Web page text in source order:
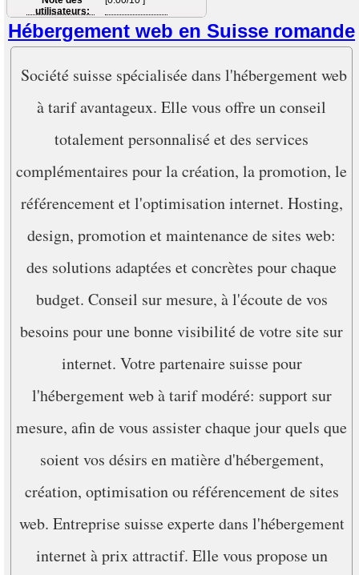
utilisateurs:
Hébergement web en Suisse romande
Société suisse spécialisée dans l'hébergement web
à tarif avantageux. Elle vous offre un conseil
totalement personnalisé et des services
complémentaires pour la création, la promotion, le
référencement et l'optimisation internet. Hosting,
design, promotion et maintenance de sites web:
des solutions adaptées et concrètes pour chaque
budget. Conseil sur mesure, à l'écoute de vos
besoins pour une bonne visibilité de votre site sur
internet. Votre partenaire suisse pour
l'hébergement web à tarif modéré: support sur
mesure, afin de vous assister chaque jour quels que
soient vos désirs en matière d'hébergement,
création, optimisation ou référencement de sites
web. Entreprise suisse experte dans l'hébergement
internet à prix attractif. Elle vous propose un